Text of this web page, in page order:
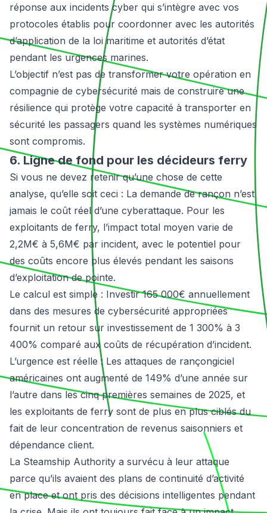
réponse aux incidents cyber qui s’intègre avec vos
protocoles établis pour coordonner avec les autorités
d’application de la loi maritime et autorités d’état
pendant les urgences marines.
L’objectif n’est pas de transformer votre opération en
compagnie de cybersécurité mais de construire une
résilience qui protège votre capacité à transporter en
sécurité les passagers quand les systèmes numériques
sont compromis.
6. Ligne de fond pour les décideurs ferry
Si vous ne devez retenir qu’une chose de cette
analyse, qu’elle soit ceci : La demande de rançon n’est
jamais le coût réel d’une cyberattaque. Pour les
exploitants de ferry, l’impact total moyen varie de
2,2M€ à 5,6M€ par incident, avec le potentiel pour
des coûts encore plus élevés pendant les saisons
d’exploitation de pointe.
Le calcul est simple : Investir 165 000€ annuellement
dans des mesures de cybersécurité appropriées
fournit un retour sur investissement de 1 300% à 3
400% comparé aux coûts de récupération d’incident.
L’urgence est réelle : Les attaques de rançongiciel
américaines ont augmenté de 149% d’une année sur
l’autre dans les cinq premières semaines de 2025, et
les exploitants de ferry sont de plus en plus ciblés du
fait de leur concentration de revenus saisonniers et
dépendance client.
La Steamship Authority a survécu à leur attaque
parce qu’ils avaient des plans de continuité d’activité
en place et ont pris des décisions intelligentes pendant